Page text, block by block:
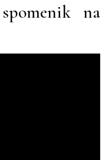
na